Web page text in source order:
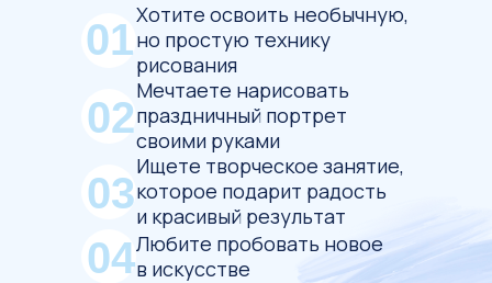
01
Хотите освоить необычную,
но простую технику
рисования
02
Мечтаете нарисовать
праздничный портрет
своими руками
03
Ищете творческое занятие,
которое подарит радость
и красивый результат
04Любите пробовать новое
в искусстве